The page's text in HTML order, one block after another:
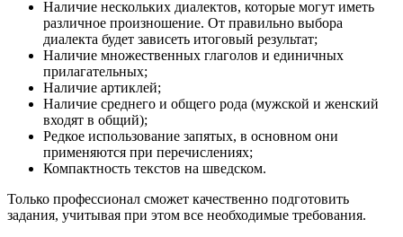
Наличие нескольких диалектов, которые могут иметь
различное произношение. От правильно выбора
диалекта будет зависеть итоговый результат;
Наличие множественных глаголов и единичных
прилагательных;
Наличие артиклей;
Наличие среднего и общего рода (мужской и женский
входят в общий);
Редкое использование запятых, в основном они
применяются при перечислениях;
Компактность текстов на шведском.
Только профессионал сможет качественно подготовить
задания, учитывая при этом все необходимые требования.